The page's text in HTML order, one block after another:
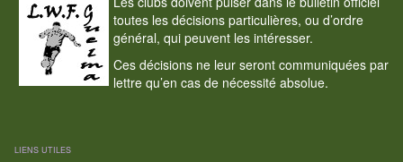
toutes les décisions particulières, ou d’ordre
général, qui peuvent les intéresser.
Ces décisions ne leur seront communiquées par
lettre qu’en cas de nécessité absolue.
LIENS UTILES